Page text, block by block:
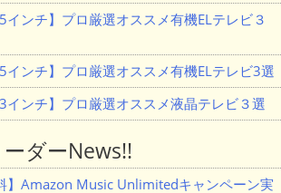
インチ】プロ厳選オススメ有機ELテレビ３
インチ】プロ厳選オススメ有機ELテレビ3選
インチ】プロ厳選オススメ液晶テレビ３選
ダーNews!!
】Amazon Music Unlimitedキャンペーン実